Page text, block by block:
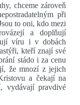
chceme zároveň
při
to oni, kdo mezi
a doplňují
víru i v dobách
kteří znají své
stádo i za cenu
že mnozí z jejich
a čekají na
vydávají pravdivé